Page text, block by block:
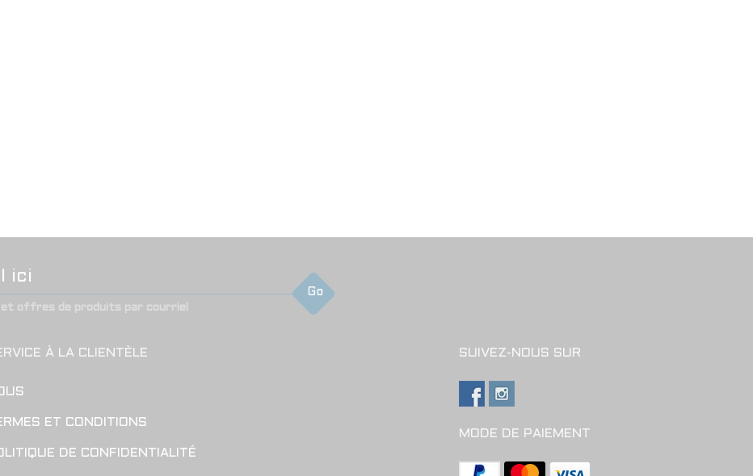
Go
et offres de produits par courriel
À LA CLIENTÈLE
ET CONDITIONS
DE CONFIDENTIALITÉ
SUIVEZ-NOUS SUR
MODE DE PAIEMENT